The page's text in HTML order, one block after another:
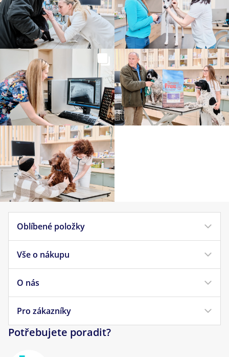
Oblíbené položky
Krmivo pro psy
Krmivo pro kočky
Veterinární diety
Pamlsky pro psy
Vše o nákupu
Doprava a platba
Obchodní podmínky
Reklamace a vrácení
O nás
Náš příběh
Pro zákazníky
Potřebujete poradit?